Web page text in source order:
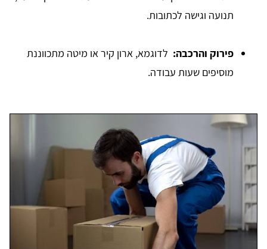
תנועה וגישה לכתובות.
פירוק והרכבה: לדוגמא, ארון קיר או מיטה מתכווננת
מוסיפים שעות עבודה.